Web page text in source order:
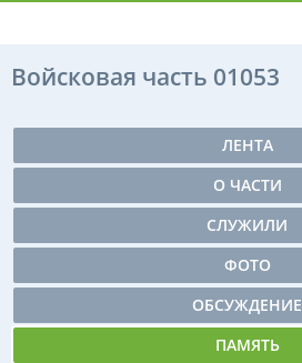
Войсковая часть 01053
ЛЕНТА
О ЧАСТИ
СЛУЖИЛИ
ФОТО
ОБСУЖДЕНИЕ
ПАМЯТЬ